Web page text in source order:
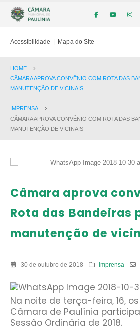
Acessibilidade | Mapa do Site
HOME
CÂMARA APROVA CONVÊNIO COM ROTA DAS
MANUTENÇÃO DE VICINAIS
IMPRENSA
CÂMARA APROVA CONVÊNIO COM ROTA DAS
MANUTENÇÃO DE VICINAIS
Câmara aprova
Rota das Bandeiras
manutenção de
30 de outubro de 2018 Imprensa
Na noite de terça-feira, 16,
Câmara de Paulínia
Sessão Ordinária de 2018.